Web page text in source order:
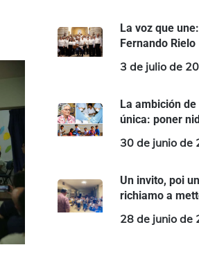
La voz que
Fernando Rielo
3 de julio de
La ambición
única: poner
30 de junio de
Un invito, poi
richiamo a
28 de junio de